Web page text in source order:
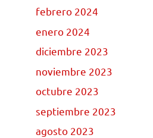
febrero 2024
enero 2024
diciembre 2023
noviembre 2023
octubre 2023
septiembre 2023
agosto 2023